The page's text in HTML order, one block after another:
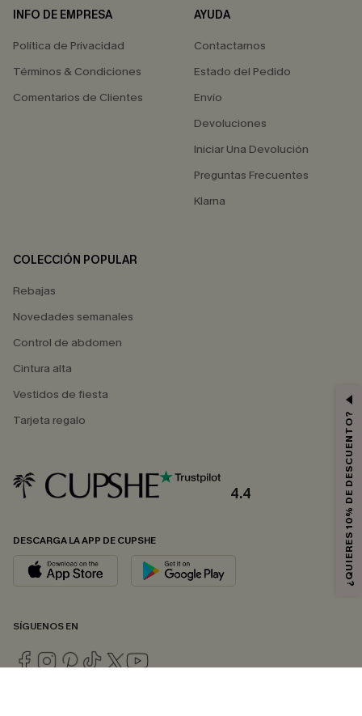
INFO DE EMPRESA
Política de Privacidad
Términos & Condiciones
Comentarios de Clientes
AYUDA
Contactarnos
Estado del Pedido
Envío
Devoluciones
Iniciar Una Devolución
Preguntas Frecuentes
Klarna
COLECCIÓN POPULAR
Rebajas
Novedades semanales
Control de abdomen
Cintura alta
Vestidos de fiesta
Tarjeta regalo
4.4
DESCARGA LA APP DE CUPSHE
SÍGUENOS EN
¿QUIERES 10% DE DESCUENTO?